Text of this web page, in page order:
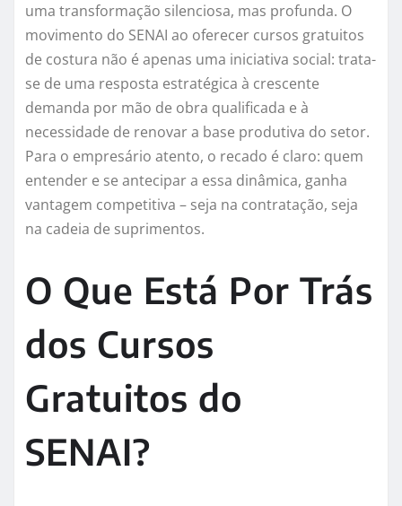
uma transformação silenciosa, mas profunda. O
movimento do SENAI ao oferecer cursos gratuitos
de costura não é apenas uma iniciativa social: trata-
se de uma resposta estratégica à crescente
demanda por mão de obra qualificada e à
necessidade de renovar a base produtiva do setor.
Para o empresário atento, o recado é claro: quem
entender e se antecipar a essa dinâmica, ganha
vantagem competitiva – seja na contratação, seja
na cadeia de suprimentos.
O Que Está Por Trás
dos Cursos
Gratuitos do
SENAI?